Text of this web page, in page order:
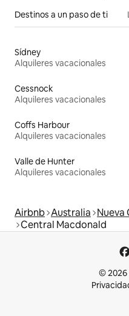
Destinos a un paso de ti
Sídney
Alquileres vacacionales
Cessnock
Alquileres vacacionales
Coffs Harbour
Alquileres vacacionales
Valle de Hunter
Alquileres vacacionales
Airbnb Australia Nueva
Central Macdonald
© 2026